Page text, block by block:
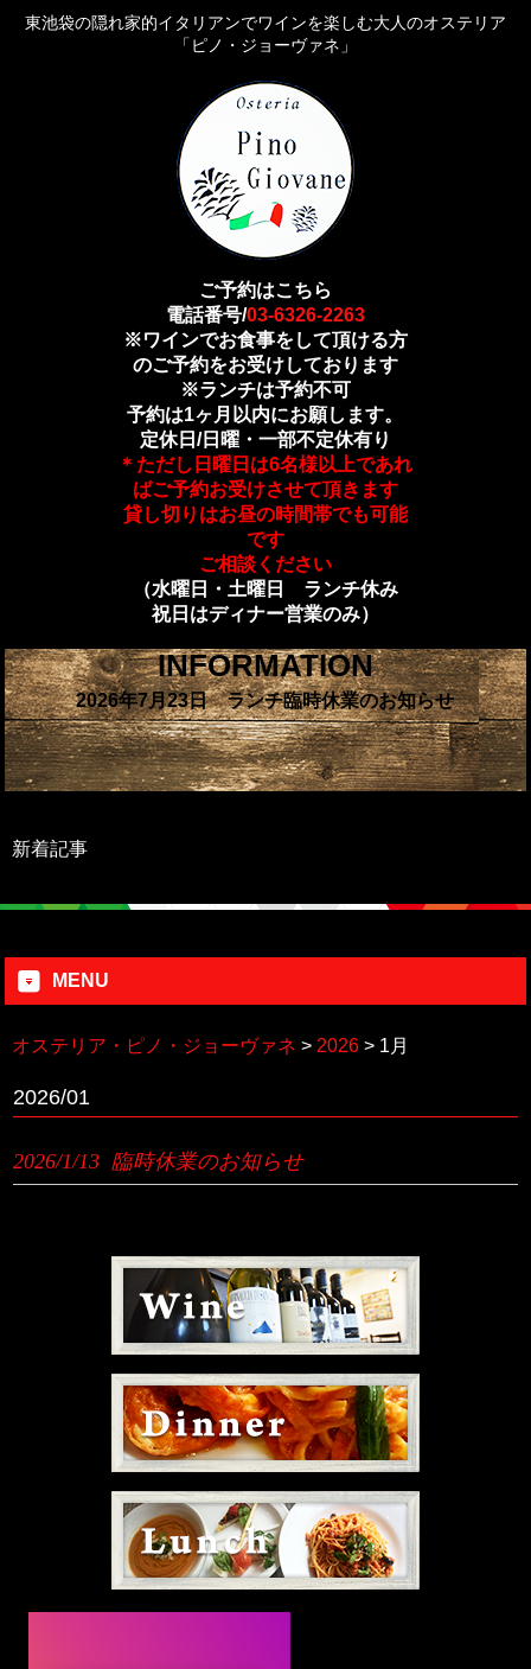
東池袋の隠れ家的イタリアンでワインを楽しむ大人のオステリア
「ピノ・ジョーヴァネ」
ご予約はこちら
電話番号/03-6326-2263
※ワインでお食事をして頂ける方
のご予約をお受けしております
※ランチは予約不可
予約は1ヶ月以内にお願します。
定休日/日曜・一部不定休有り
＊ただし日曜日は6名様以上であれ
ばご予約お受けさせて頂きます
貸し切りはお昼の時間帯でも可能
です
ご相談ください
（水曜日・土曜日 ランチ休み
祝日はディナー営業のみ）
INFORMATION
2026年7月23日 ランチ臨時休業のお知らせ
新着記事
MENU
オステリア・ピノ・ジョーヴァネ > 2026 > 1月
2026/01
2026/1/13 臨時休業のお知らせ